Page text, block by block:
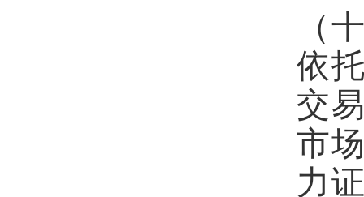
（
依
交
市
力